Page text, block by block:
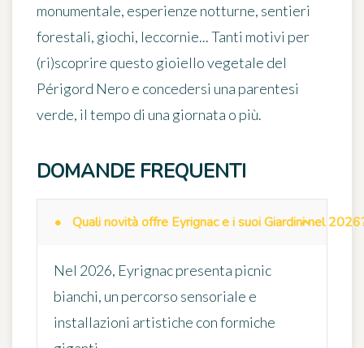
monumentale, esperienze notturne, sentieri
forestali, giochi, leccornie... Tanti motivi per
(ri)scoprire questo gioiello vegetale del
Périgord Nero e concedersi una parentesi
verde, il tempo di una giornata o più.
DOMANDE FREQUENTI
Quali novità offre Eyrignac e i suoi Giardini nel
Nel 2026, Eyrignac presenta picnic
bianchi, un percorso sensoriale e
installazioni artistiche con formiche